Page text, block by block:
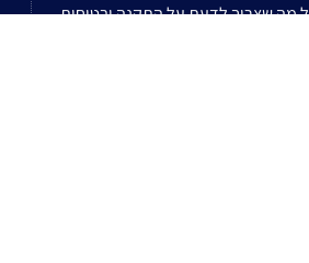
מה שצריך לדעת על התקנה ובטיחות